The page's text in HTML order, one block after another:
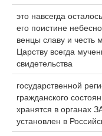
это навсегда
его поистине
венцы славу и честь
Царству всегда
свидетельства
государственной
гражданского
хранятся в органах
установлен в